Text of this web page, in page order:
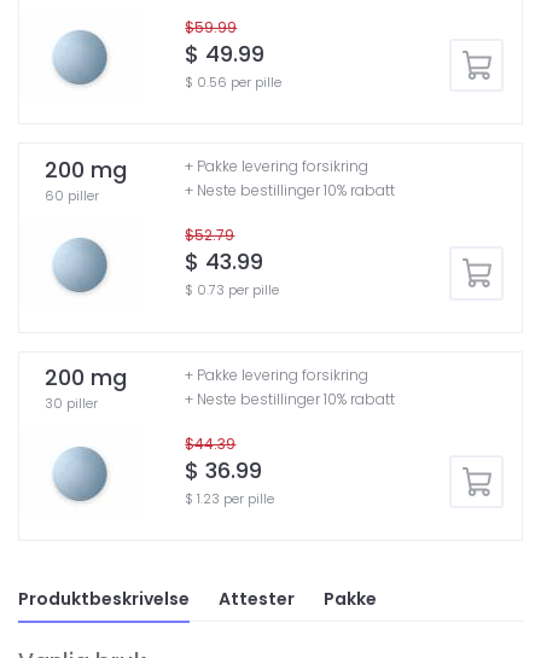
$59.99
$ 49.99
$ 0.56 per pille
200 mg
60 piller
$52.79
$ 43.99
$ 0.73 per pille
+ Pakke levering forsikring
+ Neste bestillinger 10% rabatt
200 mg
30 piller
$44.39
$ 36.99
$ 1.23 per pille
+ Pakke levering forsikring
+ Neste bestillinger 10% rabatt
Produktbeskrivelse Attester Pakke